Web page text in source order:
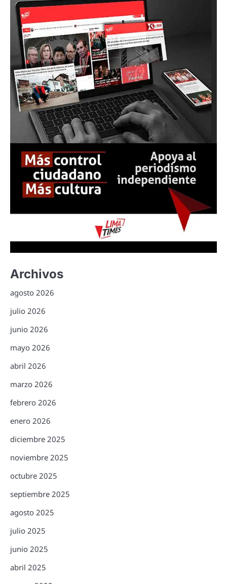
Archivos
agosto 2026
julio 2026
junio 2026
mayo 2026
abril 2026
marzo 2026
febrero 2026
enero 2026
diciembre 2025
noviembre 2025
octubre 2025
septiembre 2025
agosto 2025
julio 2025
junio 2025
abril 2025